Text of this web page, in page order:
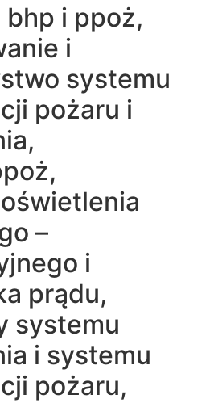
i ppoż,
i
systemu
pożaru i
–
i
prądu,
systemu
i systemu
pożaru,